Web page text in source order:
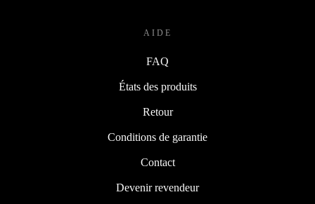
AIDE
FAQ
États des produits
Retour
Conditions de garantie
Contact
Devenir revendeur